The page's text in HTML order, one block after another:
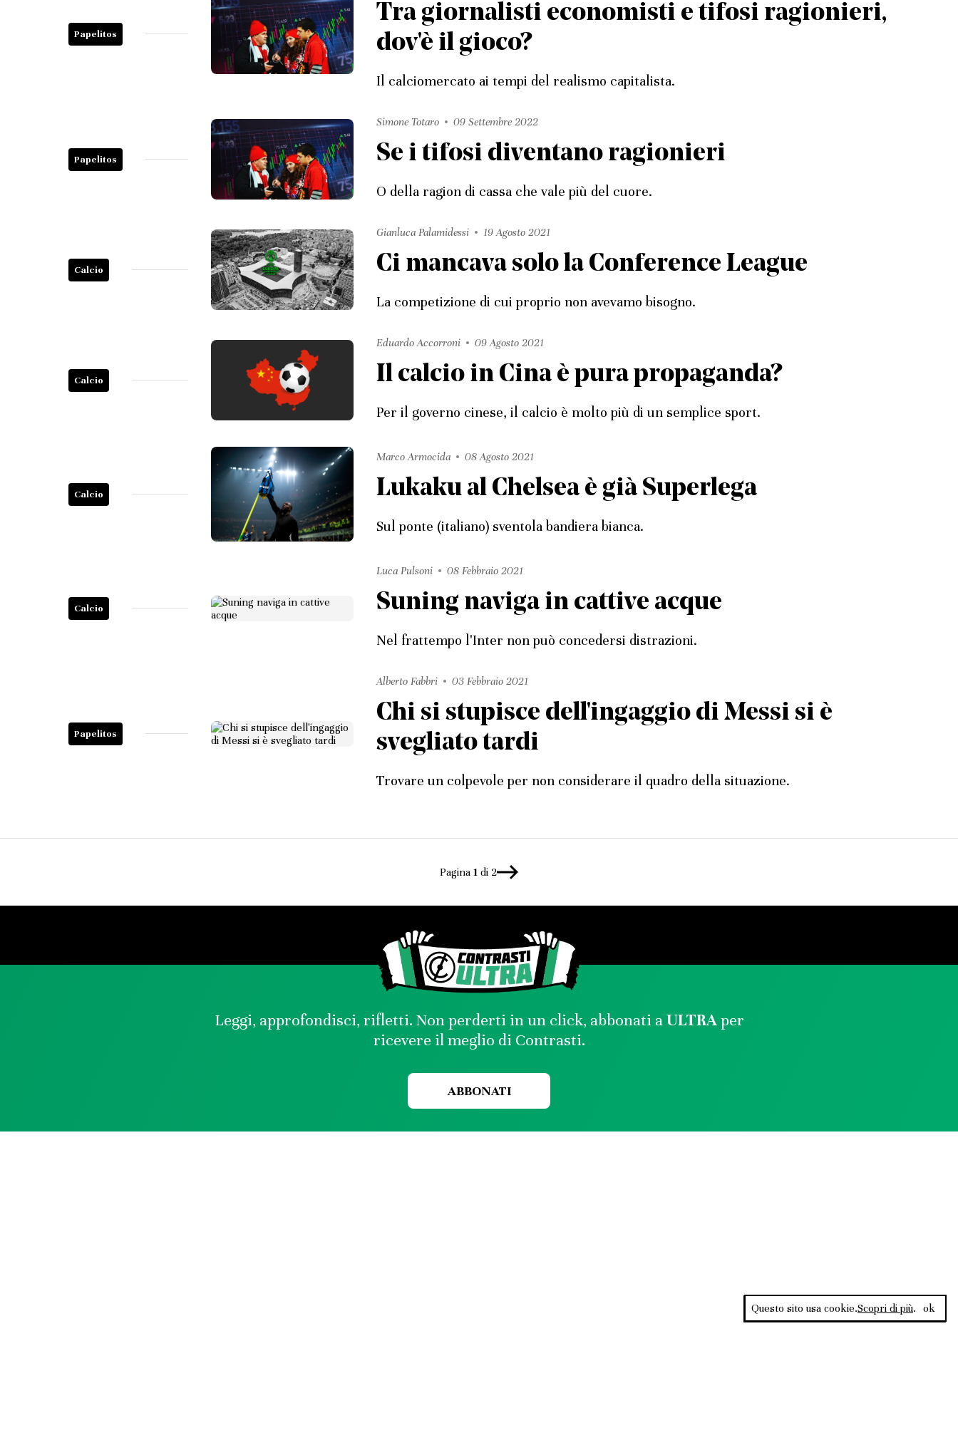
Papelitos
Tra giornalisti economisti e tifosi ragionieri,
dov'è il gioco?
Il calciomercato ai tempi del realismo capitalista.
Papelitos
Simone Totaro 09 Settembre 2022
Se i tifosi diventano ragionieri
O della ragion di cassa che vale più del cuore.
Calcio
Gianluca Palamidessi 19 Agosto 2021
Ci mancava solo la Conference League
La competizione di cui proprio non avevamo bisogno.
Calcio
Eduardo Accorroni 09 Agosto 2021
Il calcio in Cina è pura propaganda?
Per il governo cinese, il calcio è molto più di un semplice sport.
Calcio
Marco Armocida 08 Agosto 2021
Lukaku al Chelsea è già Superlega
Sul ponte (italiano) sventola bandiera bianca.
Calcio
Luca Pulsoni 08 Febbraio 2021
Suning naviga in cattive acque
Nel frattempo l'Inter non può concedersi distrazioni.
Papelitos
Alberto Fabbri 03 Febbraio 2021
Chi si stupisce dell'ingaggio di Messi si è
svegliato tardi
Trovare un colpevole per non considerare il quadro della situazione.
Pagina 1 di 2
Leggi, approfondisci, rifletti. Non perderti in un click, abbonati aULTRAper
ricevere il meglio di Contrasti.
ABBONATI
Questo sito usa cookie.Scopri di più. ok